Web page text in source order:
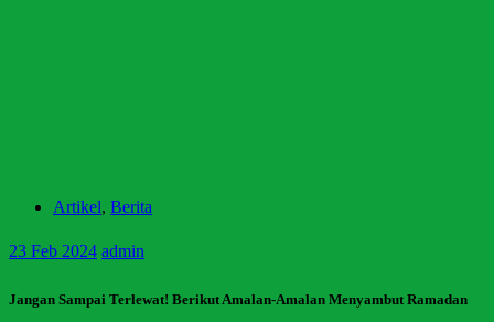
Artikel, Berita
23 Feb 2024 admin
Jangan Sampai Terlewat! Berikut Amalan-Amalan Menyambut Ramadan